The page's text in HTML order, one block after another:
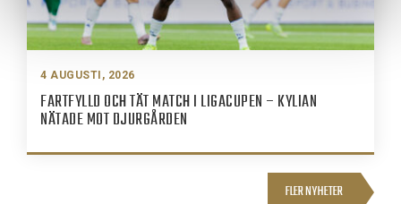
4 AUGUSTI, 2026
FARTFYLLD OCH TÄT MATCH I LIGACUPEN – KYLIAN
NÄTADE MOT DJURGÅRDEN
FLER NYHETER